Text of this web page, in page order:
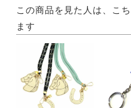
この商品を見た人は、こ
ます